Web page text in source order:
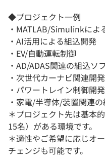
◆プロジェクト一例
・MATLAB/Simulinkによ
・AI活用による組込開発
・EV/自動運転制御
・AD/ADAS関連の組込ソ
・次世代カーナビ関連開
・パワートレイン制御開発
・家電/半導体/装置関連
＊プロジェクト先は基本
15名）がある環境です。
＊適性やご希望に応じオ
チェンジも可能です。